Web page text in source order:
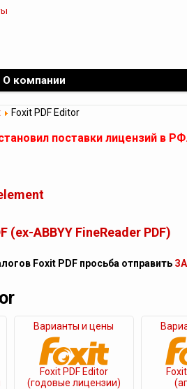
О компании
Foxit PDF Editor
поставки лицензий в
(ex-ABBYY FineReader PDF)
Foxit PDF просьба отправить
Варианты и цены
Foxit PDF Editor
(годовые лицензии)